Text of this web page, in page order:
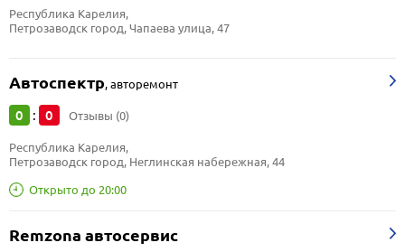
Республика Карелия,
Петрозаводск город, Чапаева улица, 47
Автоспектр,авторемонт
0 : 0 Отзывы (0)
Открыто до 20:00
Республика Карелия,
Петрозаводск город, Неглинская набережная, 44
Remzona автосервис